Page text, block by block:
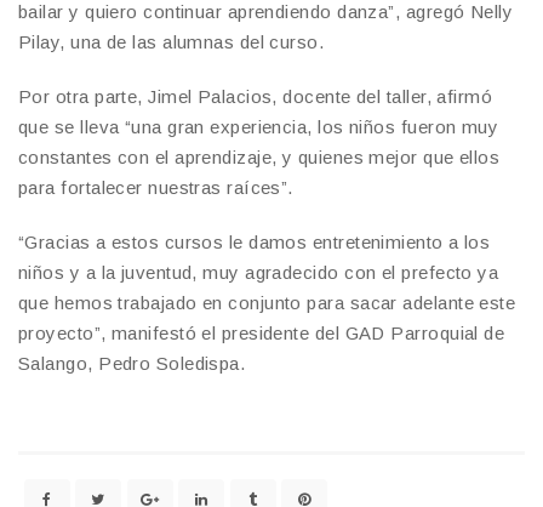
bailar y quiero continuar aprendiendo danza”, agregó Nelly
Pilay, una de las alumnas del curso.
Por otra parte, Jimel Palacios, docente del taller, afirmó
que se lleva “una gran experiencia, los niños fueron muy
constantes con el aprendizaje, y quienes mejor que ellos
para fortalecer nuestras raíces”.
“Gracias a estos cursos le damos entretenimiento a los
niños y a la juventud, muy agradecido con el prefecto ya
que hemos trabajado en conjunto para sacar adelante este
proyecto”, manifestó el presidente del GAD Parroquial de
Salango, Pedro Soledispa.